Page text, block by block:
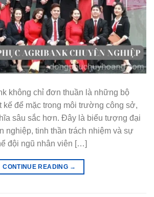
không chỉ đơn thuần là những bộ
để mặc trong môi trường công sở,
sâu sắc hơn. Đây là biểu tượng đại
nghiệp, tinh thần trách nhiệm và sự
đội ngũ nhân viên […]
CONTINUE READING →